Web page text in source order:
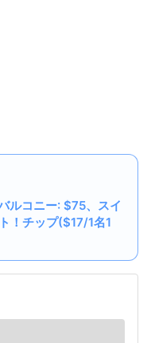
ルコニー: $75、スイ
！チップ($17/1名1